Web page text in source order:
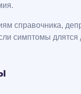
справочника,
симптомы